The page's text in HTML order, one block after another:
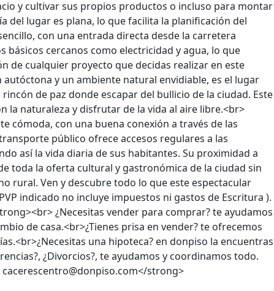
y cultivar sus propios productos o incluso para montar
del lugar es plana, lo que facilita la planificación del
con una entrada directa desde la carretera
básicos cercanos como electricidad y agua, lo que
de cualquier proyecto que decidas realizar en este
y un ambiente natural envidiable, es el lugar
de paz donde escapar del bullicio de la ciudad. Este
la naturaleza y disfrutar de la vida al aire libre.<br>
cómoda, con una buena conexión a través de las
público ofrece accesos regulares a las
así la vida diaria de sus habitantes. Su proximidad a
toda la oferta cultural y gastronómica de la ciudad sin
rural. Ven y descubre todo lo que este espectacular
indicado no incluye impuestos ni gastos de Escritura ).
¿Necesitas vender para comprar? te ayudamos
de casa.<br>¿Tienes prisa en vender? te ofrecemos
una hipoteca? en donpiso la encuentras
¿Divorcios?, te ayudamos y coordinamos todo.
strong>